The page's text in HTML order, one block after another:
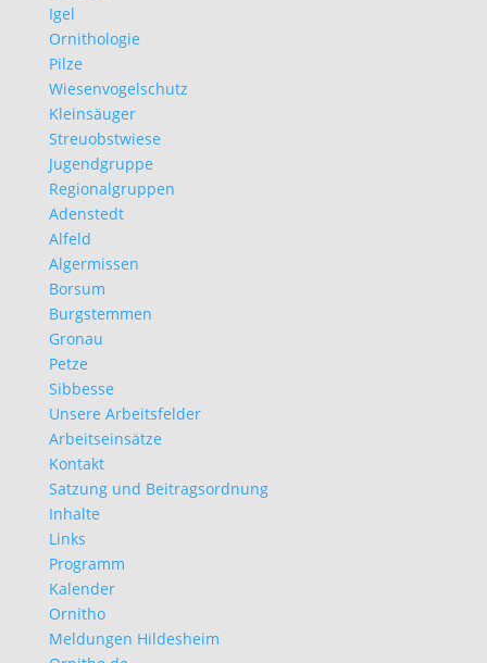
Igel
Ornithologie
Pilze
Wiesenvogelschutz
Kleinsäuger
Streuobstwiese
Jugendgruppe
Regionalgruppen
Adenstedt
Alfeld
Algermissen
Borsum
Burgstemmen
Gronau
Petze
Sibbesse
Unsere Arbeitsfelder
Arbeitseinsätze
Kontakt
Satzung und Beitragsordnung
Inhalte
Links
Programm
Kalender
Ornitho
Meldungen Hildesheim